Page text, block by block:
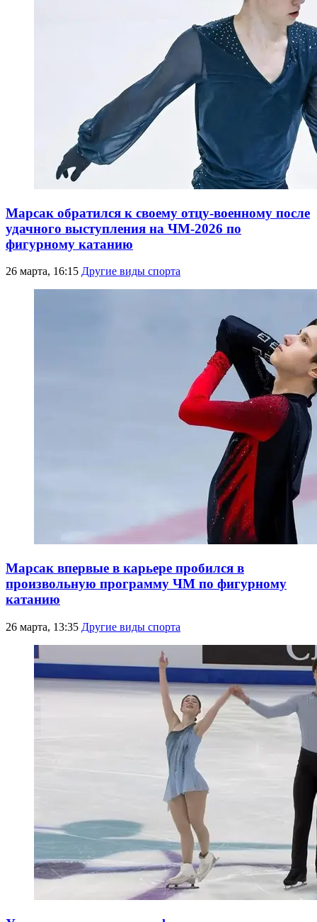
Марсак обратился к своему отцу-военному после
удачного выступления на ЧМ-2026 по
фигурному катанию
26 марта, 16:15 Другие виды спорта
Марсак впервые в карьере пробился в
произвольную программу ЧМ по фигурному
катанию
26 марта, 13:35 Другие виды спорта